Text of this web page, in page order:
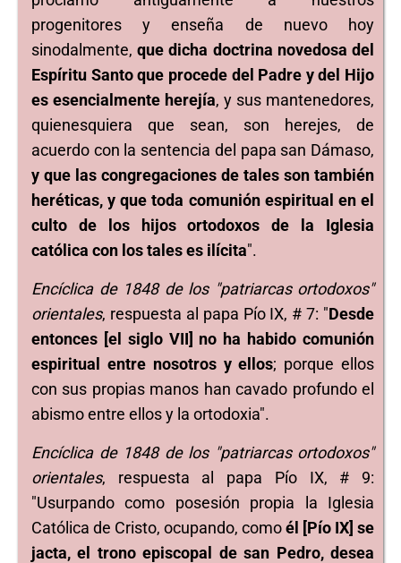
progenitores y enseña de nuevo hoy
sinodalmente,que dicha doctrina novedosa del
Espíritu Santo que procede del Padre y del Hijo
es esencialmente herejía, y sus mantenedores,
quienesquiera que sean, son herejes, de
acuerdo con la sentencia del papa san Dámaso,
y que las congregaciones de tales son también
heréticas, y que toda comunión espiritual en el
culto de los hijos ortodoxos de la Iglesia
católica con los tales es ilícita".
Encíclica de 1848 de los "patriarcas ortodoxos"
orientales, respuesta al papa Pío IX, # 7: "Desde
entonces [el siglo VII] no ha habido comunión
espiritual entre nosotros y ellos; porque ellos
con sus propias manos han cavado profundo el
abismo entre ellos y la ortodoxia".
Encíclica de 1848 de los "patriarcas ortodoxos"
orientales, respuesta al papa Pío IX, # 9:
"Usurpando como posesión propia la Iglesia
Católica de Cristo, ocupando, comoél [Pío IX] se
jacta, el trono episcopal de san Pedro, desea